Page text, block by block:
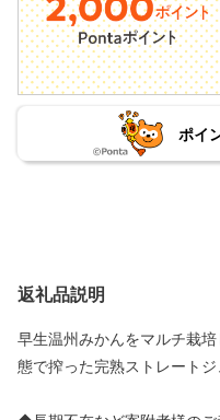
ポイ
返礼品説明
早生温州みかんをマルチ栽
態で搾った完熟ストレートジ